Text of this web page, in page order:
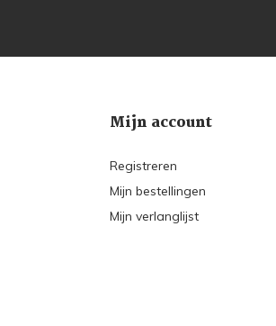
Mijn account
Registreren
Mijn bestellingen
Mijn verlanglijst